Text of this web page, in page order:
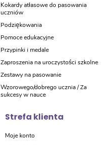
Kokardy atłasowe do pasowania
uczniów
Podziękowania
Pomoce edukacyjne
Przypinki i medale
Zaproszenia na uroczystości szkolne
Zestawy na pasowanie
Wzorowego/dobrego ucznia / Za
sukcesy w nauce
Strefa klienta
Moje konto